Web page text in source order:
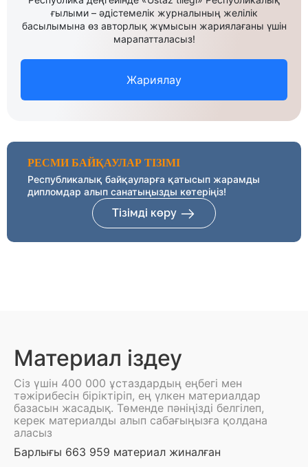
ғылыми – әдістемелік журналының желілік
басылымына өз авторлық жұмысын жариялағаны үшін
марапатталасыз!
Жариялау
РЕСМИ БАЙҚАУЛАР ТІЗІМІ
Республикалық байқауларға қатысып жарамды
дипломдар алып санатыңызды көтеріңіз!
Тізімді көру
Материал іздеу
Сіз үшін 400 000 ұстаздардың еңбегі мен
тәжірибесін біріктіріп, ең үлкен материалдар
базасын жасадық. Төменде пәніңізді белгілеп,
керек материалды алып сабағыңызға қолдана
аласыз
Барлығы 663 959 материал жиналған